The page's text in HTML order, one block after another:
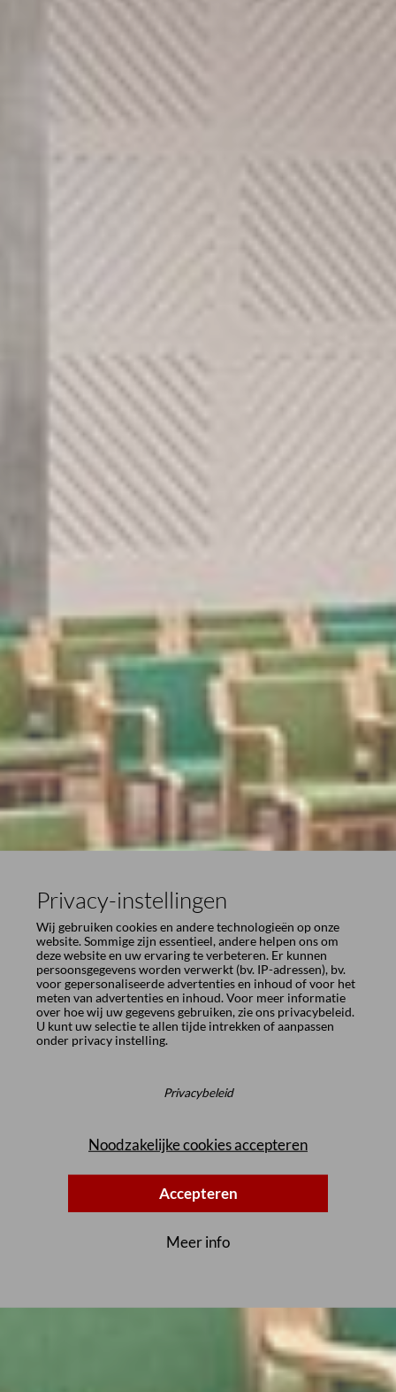
Privacy-instellingen
Wij gebruiken cookies en andere technologieën op onze
website. Sommige zijn essentieel, andere helpen ons om
deze website en uw ervaring te verbeteren. Er kunnen
persoonsgegevens worden verwerkt (bv. IP-adressen), bv.
voor gepersonaliseerde advertenties en inhoud of voor het
meten van advertenties en inhoud. Voor meer informatie
over hoe wij uw gegevens gebruiken, zie ons privacybeleid.
U kunt uw selectie te allen tijde intrekken of aanpassen
onder privacy instelling.
Privacybeleid
Noodzakelijke cookies accepteren
Accepteren
Meer info